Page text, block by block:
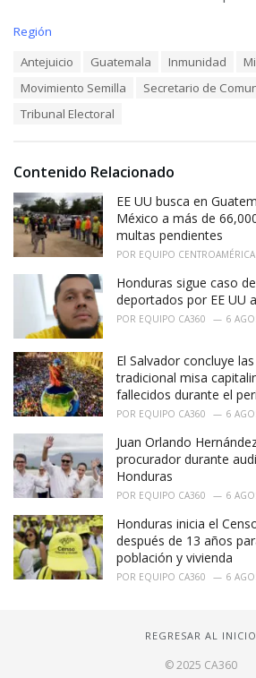
C
s
:
Región
Antejuicio Guatemala Inmunidad
Movimiento Semilla
Secretario de
Tribunal Electoral
Contenido Relacionado
EE UU busca en
México a más de
multas pendientes
POR EQUIPO
Honduras sigue caso
deportados por EE UU
POR EQUIPO CA360 6
El Salvador concluye
tradicional misa
fallecidos durante el
POR EQUIPO CA360 6
Juan Orlando
procurador durante
Honduras
POR EQUIPO CA360 6
Honduras inicia el
después de 13 años
población y vivienda
POR EQUIPO CA360 6
REGRESAR AL INICIO
© 2025 CA360